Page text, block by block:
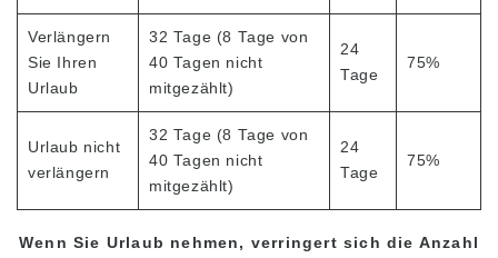
Verlängern
Sie Ihren
Urlaub
32 Tage (8 Tage von
40 Tagen nicht
mitgezählt)
24
Tage
75%
Urlaub nicht
verlängern
32 Tage (8 Tage von
40 Tagen nicht
mitgezählt)
24
Tage
75%
Wenn Sie Urlaub nehmen, verringert sich die Anzahl